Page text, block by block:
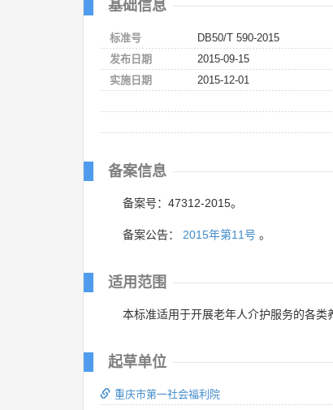
基础信息
标准号
DB50/T 590-2015
发布日期
2015-09-15
实施日期
2015-12-01
备案信息
备案号：47312-2015。
备案公告： 2015年第11号 。
适用范围
本标准适用于开展老年人介护服务的各类
起草单位
重庆市第一社会福利院